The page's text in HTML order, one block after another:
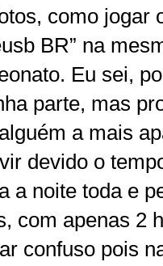
como jogar
BR” na
Eu sei,
parte, mas
a mais
devido o
a noite toda e
com apenas 2
confuso pois